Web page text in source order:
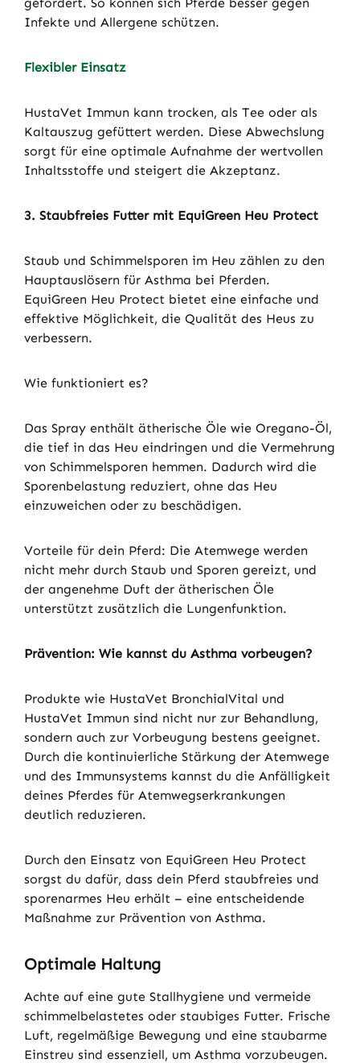
Infekte und Allergene schützen.
Flexibler Einsatz
HustaVet Immun kann trocken, als Tee oder als
Kaltauszug gefüttert werden. Diese Abwechslung
sorgt für eine optimale Aufnahme der wertvollen
Inhaltsstoffe und steigert die Akzeptanz.
3. Staubfreies Futter mit EquiGreen Heu Protect
Staub und Schimmelsporen im Heu zählen zu den
Hauptauslösern für Asthma bei Pferden.
EquiGreen Heu Protect bietet eine einfache und
effektive Möglichkeit, die Qualität des Heus zu
verbessern.
Wie funktioniert es?
Das Spray enthält ätherische Öle wie Oregano-Öl,
die tief in das Heu eindringen und die Vermehrung
von Schimmelsporen hemmen. Dadurch wird die
Sporenbelastung reduziert, ohne das Heu
einzuweichen oder zu beschädigen.
Vorteile für dein Pferd: Die Atemwege werden
nicht mehr durch Staub und Sporen gereizt, und
der angenehme Duft der ätherischen Öle
unterstützt zusätzlich die Lungenfunktion.
Prävention: Wie kannst du Asthma vorbeugen?
Produkte wie HustaVet BronchialVital und
HustaVet Immun sind nicht nur zur Behandlung,
sondern auch zur Vorbeugung bestens geeignet.
Durch die kontinuierliche Stärkung der Atemwege
und des Immunsystems kannst du die Anfälligkeit
deines Pferdes für Atemwegserkrankungen
deutlich reduzieren.
Durch den Einsatz von EquiGreen Heu Protect
sorgst du dafür, dass dein Pferd staubfreies und
sporenarmes Heu erhält – eine entscheidende
Maßnahme zur Prävention von Asthma.
Optimale Haltung
Achte auf eine gute Stallhygiene und vermeide
schimmelbelastetes oder staubiges Futter. Frische
Luft, regelmäßige Bewegung und eine staubarme
Einstreu sind essenziell, um Asthma vorzubeugen.